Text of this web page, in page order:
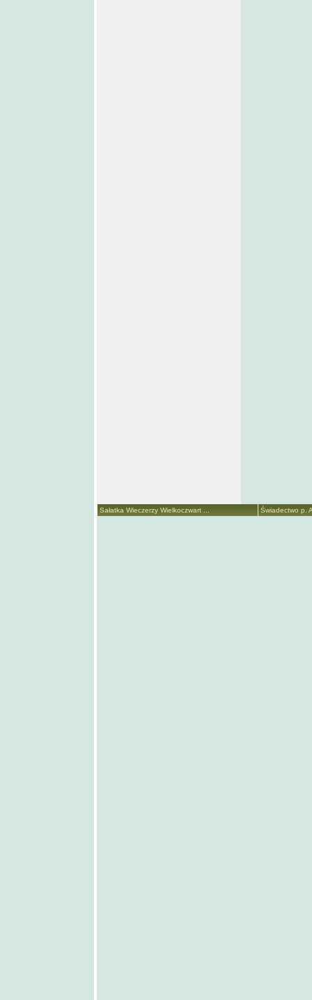
Sałatka Wieczerzy Wielkoczwart ... Świadectwo p.